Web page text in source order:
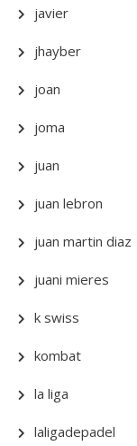
javier
jhayber
joan
joma
juan
juan lebron
juan martin diaz
juani mieres
k swiss
kombat
la liga
laligadepadel